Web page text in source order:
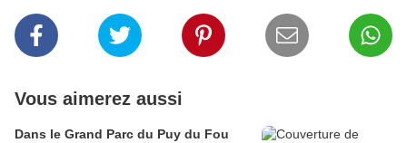
Vous aimerez aussi
Dans le Grand Parc du Puy du Fou